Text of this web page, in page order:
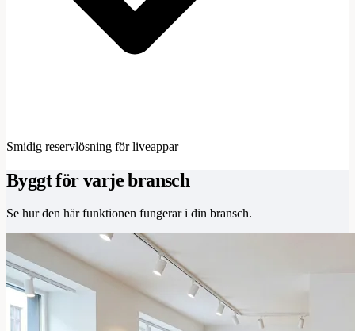
Smidig reservlösning för liveappar
Byggt för varje bransch
Se hur den här funktionen fungerar i din bransch.